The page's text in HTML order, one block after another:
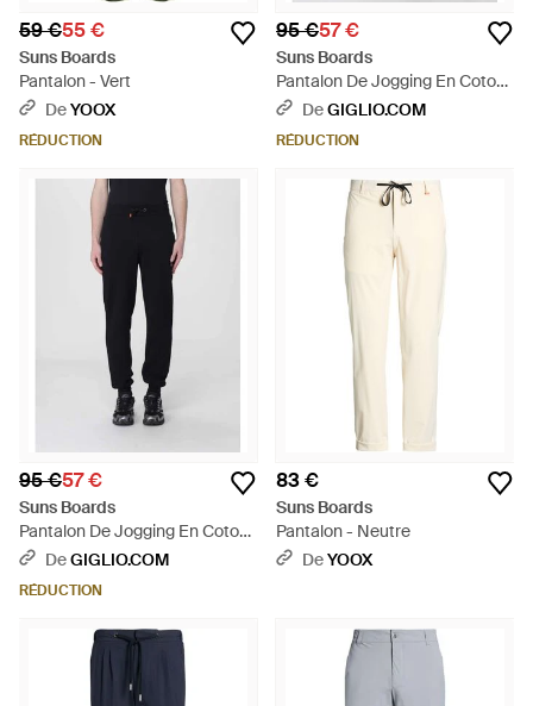
59 €55 €
Suns Boards
Pantalon - Vert
DeYOOX
RÉDUCTION
95 €57 €
Suns Boards
Pantalon De Jogging En Coton
- Bleu
DeGIGLIO.COM
RÉDUCTION
95 €57 €
Suns Boards
Pantalon De Jogging En Coton
- Bleu
DeGIGLIO.COM
RÉDUCTION
83 €
Suns Boards
Pantalon - Neutre
DeYOOX